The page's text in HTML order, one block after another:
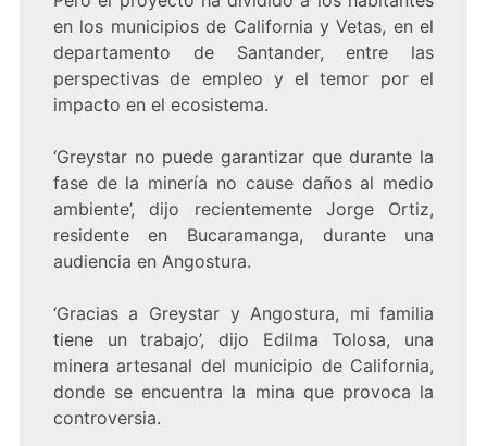
en los municipios de California y Vetas, en el
departamento de Santander, entre las
perspectivas de empleo y el temor por el
impacto en el ecosistema.
‘Greystar no puede garantizar que durante la
fase de la minería no cause daños al medio
ambiente’, dijo recientemente Jorge Ortiz,
residente en Bucaramanga, durante una
audiencia en Angostura.
‘Gracias a Greystar y Angostura, mi familia
tiene un trabajo’, dijo Edilma Tolosa, una
minera artesanal del municipio de California,
donde se encuentra la mina que provoca la
controversia.